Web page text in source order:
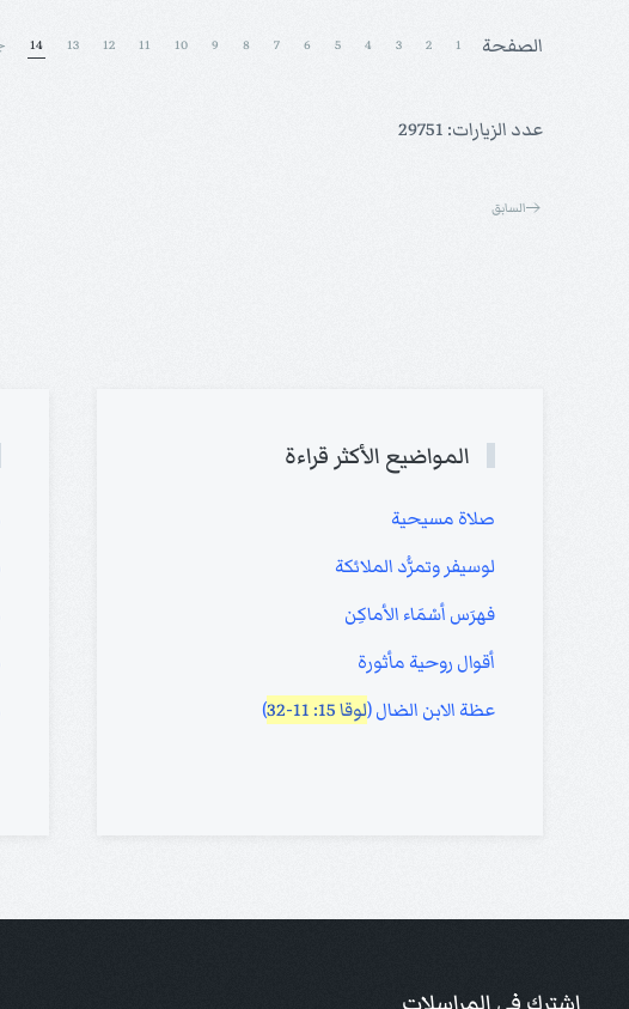
الصفحة 1
2
3
4
5
6
7
8
9
10
11
12
13
14
عدد الزيارات: 29751
السابق
المواضيع الأكثر قراءة
صلاة مسيحية
لوسيفر وتمرُّد الملائكة
فهرَس أسْمَاء الأماكِن
أقوال روحية مأثورة
عظة الابن الضال (لوقا 15: 11-32 )